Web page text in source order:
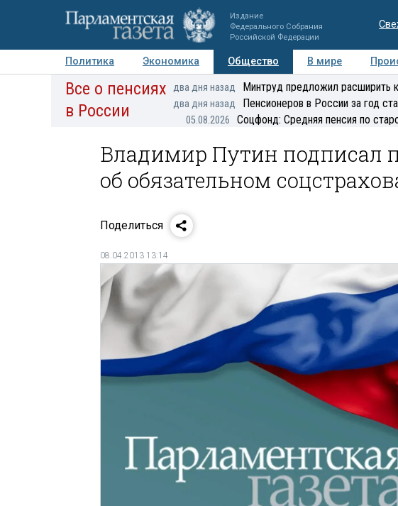
Издание
Федерального Собрания
Российской Федерации
Политика Экономика Общество В мире
Авторы Персоны Мнения Регионы
Все о пенсиях
в России
два дня назад Минтруд предложил расширить
два дня назад Пенсионеров в России за год
05.08.2026 Соцфонд: Средняя пенсия по
Владимир Путин подписал
об обязательном
Поделиться
08.04.2013 13:14